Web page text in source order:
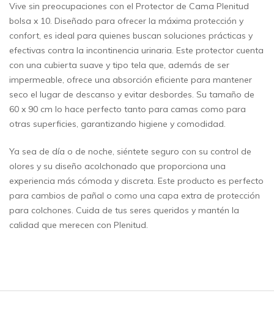
Vive sin preocupaciones con el Protector de Cama Plenitud
bolsa x 10. Diseñado para ofrecer la máxima protección y
confort, es ideal para quienes buscan soluciones prácticas y
efectivas contra la incontinencia urinaria. Este protector cuenta
con una cubierta suave y tipo tela que, además de ser
impermeable, ofrece una absorción eficiente para mantener
seco el lugar de descanso y evitar desbordes. Su tamaño de
60 x 90 cm lo hace perfecto tanto para camas como para
otras superficies, garantizando higiene y comodidad.
Ya sea de día o de noche, siéntete seguro con su control de
olores y su diseño acolchonado que proporciona una
experiencia más cómoda y discreta. Este producto es perfecto
para cambios de pañal o como una capa extra de protección
para colchones. Cuida de tus seres queridos y mantén la
calidad que merecen con Plenitud.